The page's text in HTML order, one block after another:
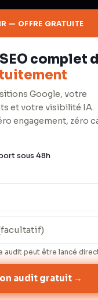
— OFFRE GRATUITE
complet
Google, votre
et votre visibilité IA.
engagement, zéro
sous 48h
audit peut être lancé
audit gratuit →
logo,
avec un branding
(Marq 2024). Un
— du favicon à
conçu 80+